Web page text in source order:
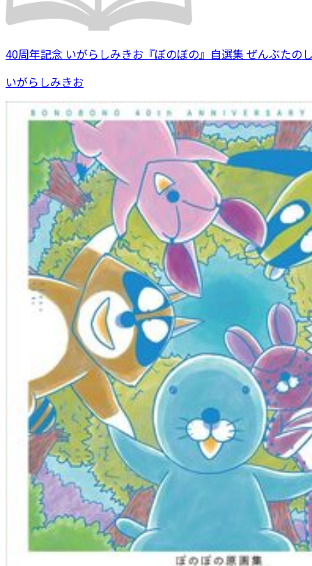
40周年記念 いがらしみきお『ぼのぼの』自選集 ぜんぶたの
いがらしみきお